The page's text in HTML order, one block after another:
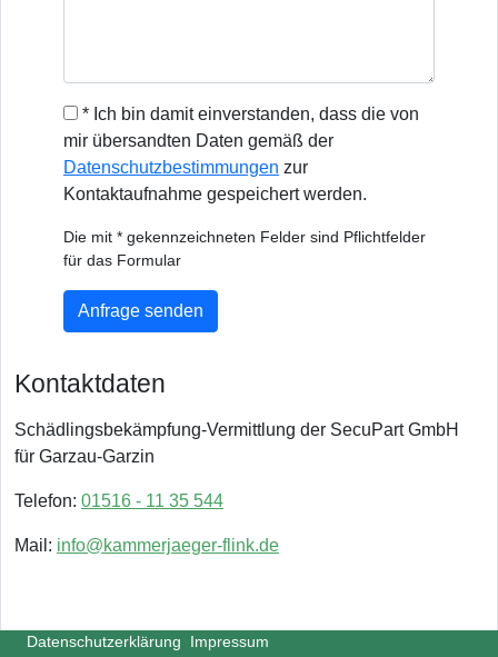
* Ich bin damit einverstanden, dass die von
mir übersandten Daten gemäß der
Datenschutzbestimmungen zur
Kontaktaufnahme gespeichert werden.
Die mit * gekennzeichneten Felder sind Pflichtfelder
für das Formular
Anfrage senden
Kontaktdaten
Schädlingsbekämpfung-Vermittlung der SecuPart GmbH
für Garzau-Garzin
Telefon: 01516 - 11 35 544
Mail: info@kammerjaeger-flink.de
Datenschutzerklärung
Impressum